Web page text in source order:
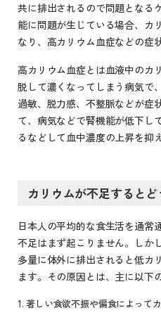
共に排出されるので問題となる
能に問題が生じている場合、カ
なり、高カリウム血症などの症
高カリウム血症とは血液中のカ
脱して濃くなってしまう病気で
過敏、脱力感、不整脈などが症
て、病気などで腎機能が低下し
るなどして血中濃度の上昇を抑
カリウムが不足するとど
日本人の平均的な食生活を通常
不足はまず起こりません。しか
多量に体外に排出されると低カ
ます。その原因とは、主に以下
著しい食欲不振や偏食によって